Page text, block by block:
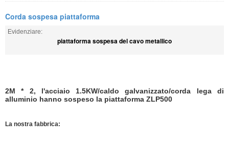
Corda sospesa piattaforma
Evidenziare:
piattaforma sospesa del cavo metallico
2M * 2, l'acciaio 1.5KW/caldo galvanizzato/corda lega di
alluminio hanno sospeso la piattaforma ZLP500
La nostra fabbrica: